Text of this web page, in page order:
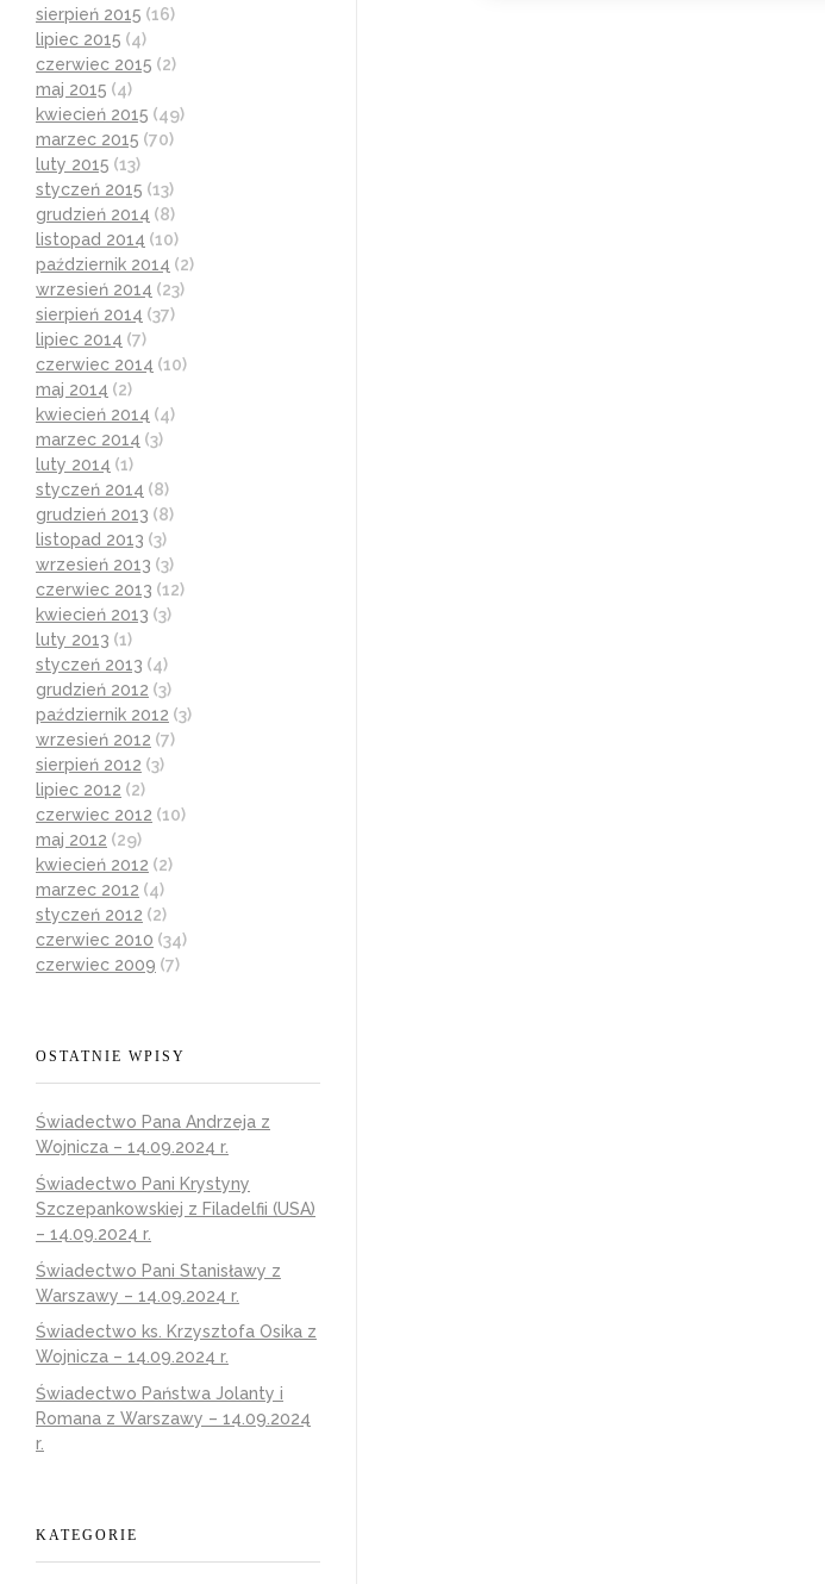
sierpień 2015 (16)
lipiec 2015 (4)
czerwiec 2015 (2)
maj 2015 (4)
kwiecień 2015 (49)
marzec 2015 (70)
luty 2015 (13)
styczeń 2015 (13)
grudzień 2014 (8)
listopad 2014 (10)
październik 2014 (2)
wrzesień 2014 (23)
sierpień 2014 (37)
lipiec 2014 (7)
czerwiec 2014 (10)
maj 2014 (2)
kwiecień 2014 (4)
marzec 2014 (3)
luty 2014 (1)
styczeń 2014 (8)
grudzień 2013 (8)
listopad 2013 (3)
wrzesień 2013 (3)
czerwiec 2013 (12)
kwiecień 2013 (3)
luty 2013 (1)
styczeń 2013 (4)
grudzień 2012 (3)
październik 2012 (3)
wrzesień 2012 (7)
sierpień 2012 (3)
lipiec 2012 (2)
czerwiec 2012 (10)
maj 2012 (29)
kwiecień 2012 (2)
marzec 2012 (4)
styczeń 2012 (2)
czerwiec 2010 (34)
czerwiec 2009 (7)
OSTATNIE WPISY
Świadectwo Pana Andrzeja z
Wojnicza – 14.09.2024 r.
Świadectwo Pani Krystyny
Szczepankowskiej z Filadelfii (USA)
– 14.09.2024 r.
Świadectwo Pani Stanisławy z
Warszawy – 14.09.2024 r.
Świadectwo ks. Krzysztofa Osika z
Wojnicza – 14.09.2024 r.
Świadectwo Państwa Jolanty i
Romana z Warszawy – 14.09.2024
r.
KATEGORIE